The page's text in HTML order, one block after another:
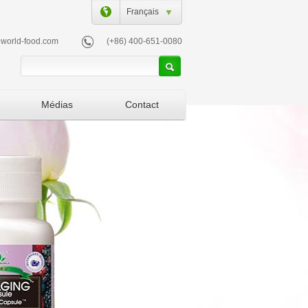
Français
food.com (+86) 400-651-0080
Médias Contact